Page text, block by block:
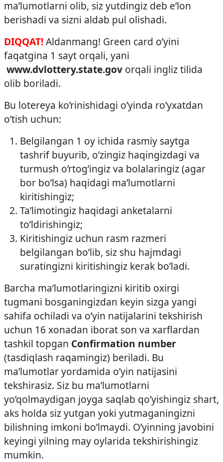
ma’lumotlarni olib, siz yutdingiz deb e’lon
berishadi va sizni aldab pul olishadi.
DIQQAT!Aldanmang! Green card o’yini
faqatgina 1 sayt orqali, yani
www.dvlottery.state.gov orqali ingliz tilida
olib boriladi.
Bu lotereya ko’rinishidagi o’yinda ro’yxatdan
o’tish uchun:
Belgilangan 1 oy ichida rasmiy saytga
tashrif buyurib, o’zingiz haqingizdagi va
turmush o’rtog’ingiz va bolalaringiz (agar
bor bo’lsa) haqidagi ma’lumotlarni
kiritishingiz;
Ta’limotingiz haqidagi anketalarni
to’ldirishingiz;
Kiritishingiz uchun rasm razmeri
belgilangan bo’lib, siz shu hajmdagi
suratingizni kiritishingiz kerak bo’ladi.
Barcha ma’lumotlaringizni kiritib oxirgi
tugmani bosganingizdan keyin sizga yangi
sahifa ochiladi va o’yin natijalarini tekshirish
uchun 16 xonadan iborat son va xarflardan
tashkil topgan Confirmation number
(tasdiqlash raqamingiz) beriladi. Bu
ma’lumotlar yordamida o’yin natijasini
tekshirasiz. Siz bu ma’lumotlarni
yo’qolmaydigan joyga saqlab qo’yishingiz shart,
aks holda siz yutgan yoki yutmaganingizni
bilishning imkoni bo’lmaydi. O’yinning javobini
keyingi yilning may oylarida tekshirishingiz
mumkin.